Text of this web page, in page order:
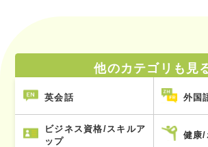
他のカテゴリも見
英会話 外国
ビジネス資格/スキルア
ップ
健康/